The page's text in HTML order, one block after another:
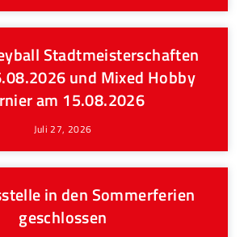
Stadtmeisterschaften
und Mixed Hobby
am 15.08.2026
Juli 27, 2026
in den Sommerferien
geschlossen